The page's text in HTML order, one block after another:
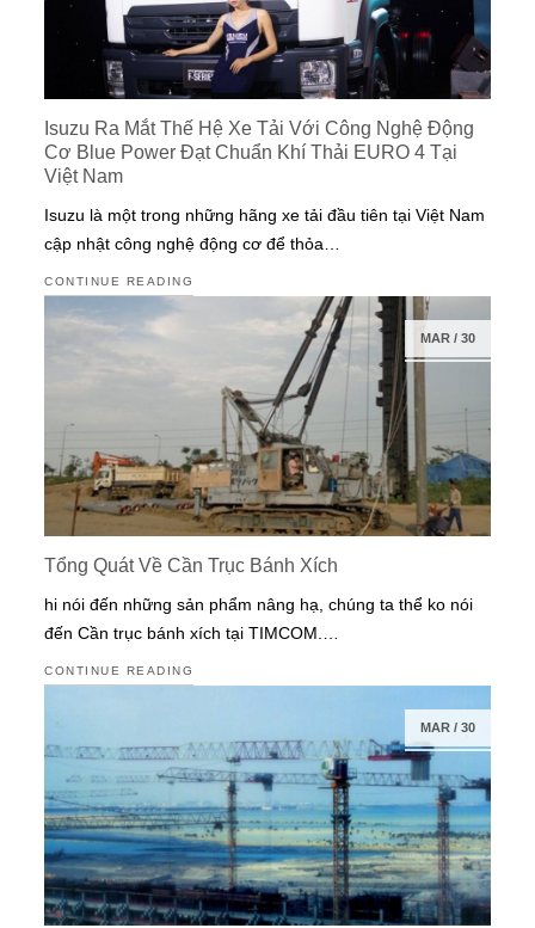
Isuzu Ra Mắt Thế Hệ Xe Tải Với Công Nghệ Động
Cơ Blue Power Đạt Chuẩn Khí Thải EURO 4 Tại
Việt Nam
Isuzu là một trong những hãng xe tải đầu tiên tại Việt Nam
cập nhật công nghệ động cơ để thỏa…
CONTINUE READING
MAR/ 30
Tổng Quát Về Cần Trục Bánh Xích
hi nói đến những sản phẩm nâng hạ, chúng ta thể ko nói
đến Cần trục bánh xích tại TIMCOM.…
CONTINUE READING
MAR/ 30